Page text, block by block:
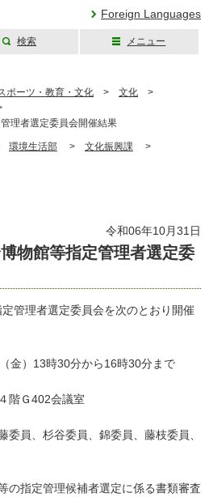
Foreign Languages
検索 メニュー
ポーツ・教育・文化 > 文化 >
理者選定委員会開催結果
環境生活部 > 文化振興課 >
令和06年10月31日
物館等指定管理者選定委
管理者選定委員会を次のとおり開催
）13時30分から16時30分まで
Ｇ402会議室
員、杉谷委員、錦委員、藤枝委員、
指定管理候補者選定に係る書類審査